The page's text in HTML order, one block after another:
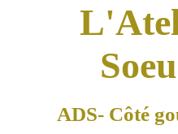
ADS- Côté